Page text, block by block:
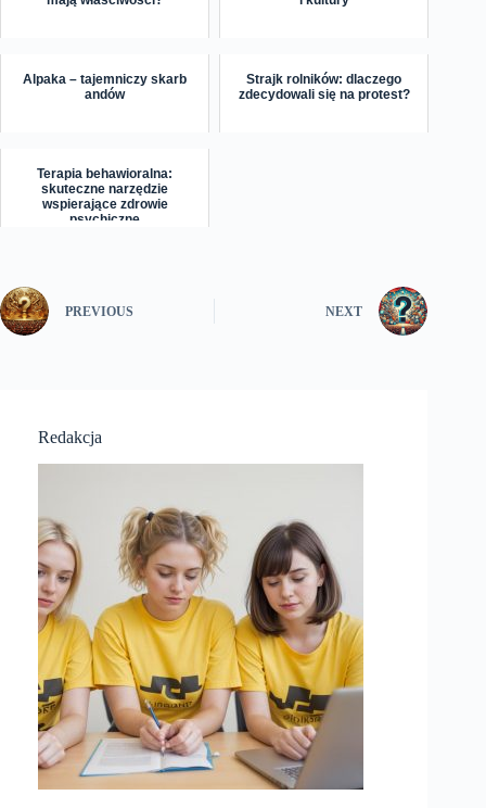
Alpaka – tajemniczy skarb
andów
Strajk rolników: dlaczego
zdecydowali się na protest?
Terapia behawioralna:
skuteczne narzędzie
wspierające zdrowie
psychiczne
PREVIOUS NEXT
Redakcja